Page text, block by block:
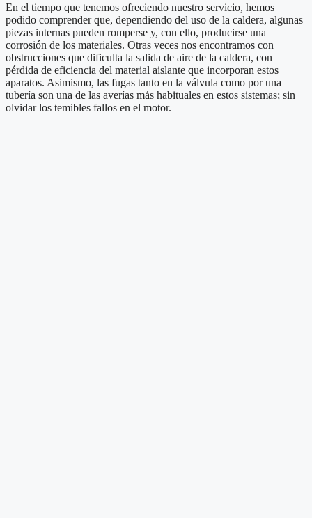
En el tiempo que tenemos ofreciendo nuestro servicio, hemos
podido comprender que, dependiendo del uso de la caldera, algunas
piezas internas pueden romperse y, con ello, producirse una
corrosión de los materiales. Otras veces nos encontramos con
obstrucciones que dificulta la salida de aire de la caldera, con
pérdida de eficiencia del material aislante que incorporan estos
aparatos. Asimismo, las fugas tanto en la válvula como por una
tubería son una de las averías más habituales en estos sistemas; sin
olvidar los temibles fallos en el motor.